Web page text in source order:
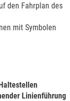
den Fahrplan des
mit Symbolen
Linienführung